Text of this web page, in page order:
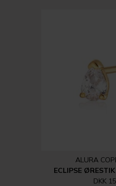
ALURA
ECLIPSE
DKK